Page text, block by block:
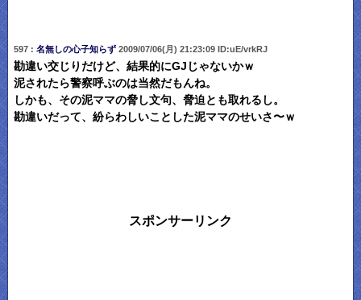
597 : 名無しの心子知らず2009/07/06(月) 21:23:09 ID:uE/vrkRJ
勘違い交じりだけど、結果的にGJじゃないかｗ
泥されたら警察呼ぶのは当然だもんね。
しかも、その泥ママの脅し文句、脅迫とも取れるし。
勘違いだって、紛らわしいことした泥ママのせいさ〜ｗ
スポンサーリンク